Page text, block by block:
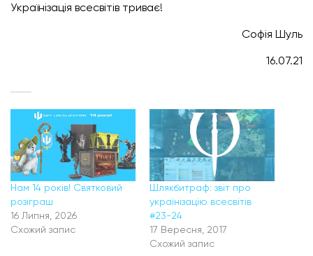
Українізація всесвітів триває!
Софія Шуль
16.07.21
Нам 14 років! Святковий
розіграш
16 Липня, 2026
Схожий запис
Шлякбитраф: звіт про
українізацію всесвітів
#23-24
17 Вересня, 2017
Схожий запис